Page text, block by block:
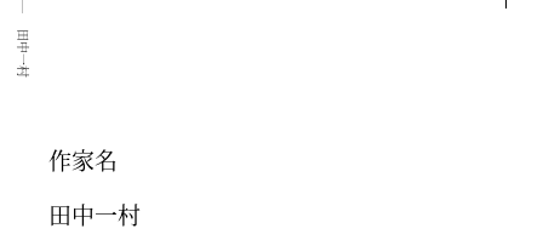
田中一村
作家名
田中一村